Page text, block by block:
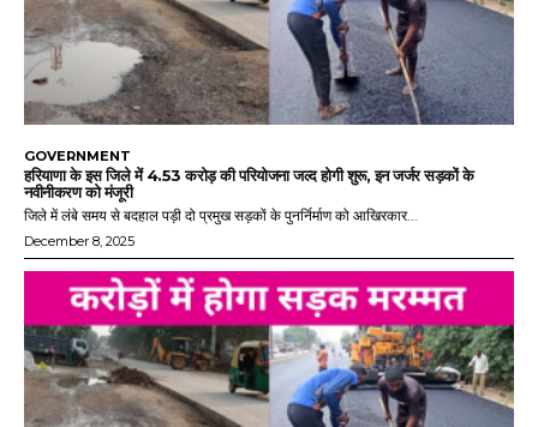
GOVERNMENT
हरियाणा के इस जिले में 4.53 करोड़ की परियोजना जल्द होगी शुरू, इन जर्जर सड़कों के
नवीनीकरण को मंजूरी
जिले में लंबे समय से बदहाल पड़ी दो प्रमुख सड़कों के पुनर्निर्माण को आखिरकार...
December 8, 2025